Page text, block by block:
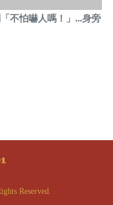
不怕嚇人嗎！」...身旁
Reserved.